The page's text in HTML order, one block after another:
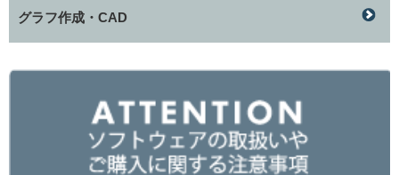
グラフ作成・CAD